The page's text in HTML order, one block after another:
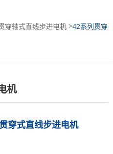
穿轴式直线步进电机>42系列贯穿
机
穿式直线步进电机